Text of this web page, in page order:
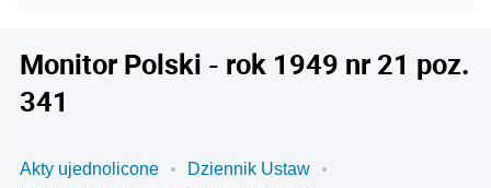
Monitor Polski - rok 1949 nr 21 poz.
341
Akty ujednolicone
Dziennik Ustaw